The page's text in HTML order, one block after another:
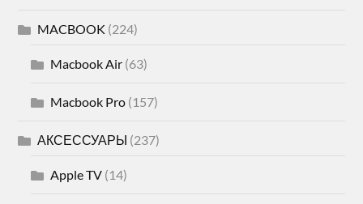
MACBOOK (224)
Macbook Air (63)
Macbook Pro (157)
АКСЕССУАРЫ (237)
Apple TV (14)